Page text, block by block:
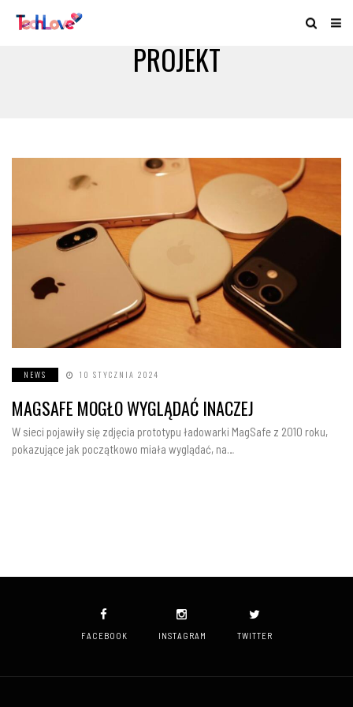
PROJEKT
NEWS 10 STYCZNIA 2024
MAGSAFE MOGŁO WYGLĄDAĆ INACZEJ
W sieci pojawiły się zdjęcia prototypu ładowarki MagSafe z 2010 roku,
pokazujące jak początkowo miała wyglądać, na…
FACEBOOK INSTAGRAM TWITTER